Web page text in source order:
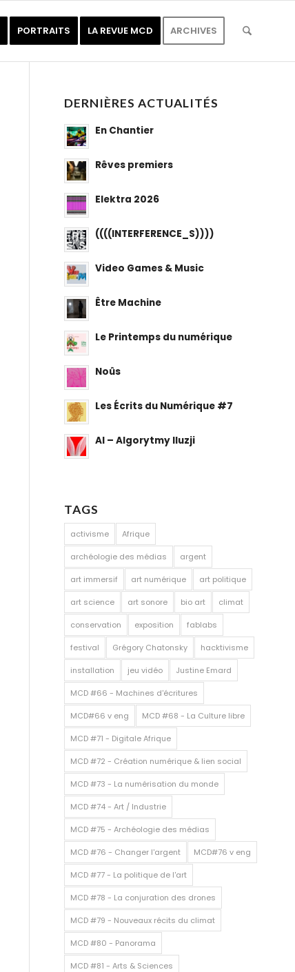
PORTRAITS LA REVUE MCD ARCHIVES
DERNIÈRES ACTUALITÉS
En Chantier
Rêves premiers
Elektra 2026
((((INTERFERENCE_S))))
Video Games & Music
Être Machine
Le Printemps du numérique
Noûs
Les Écrits du Numérique #7
AI – Algorytmy Iluzji
TAGS
activisme Afrique
archéologie des médias argent
art immersif art numérique art politique
art science art sonore bio art climat
conservation exposition fablabs
festival Grégory Chatonsky hacktivisme
installation jeu vidéo Justine Emard
MCD #66 - Machines d'écritures
MCD#66 v eng MCD #68 - La Culture libre
MCD #71 - Digitale Afrique
MCD #72 - Création numérique & lien social
MCD #73 - La numérisation du monde
MCD #74 - Art / Industrie
MCD #75 - Archéologie des médias
MCD #76 - Changer l'argent MCD#76 v eng
MCD #77 - La politique de l'art
MCD #78 - La conjuration des drones
MCD #79 - Nouveaux récits du climat
MCD #80 - Panorama
MCD #81 - Arts & Sciences